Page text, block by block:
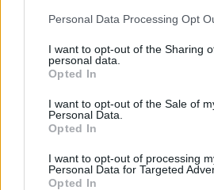
Personal Data Processing Opt
I want to opt-out of the Sharing
personal data.
Opted In
I want to opt-out of the Sale of
Personal Data.
Opted In
I want to opt-out of processing
Personal Data for Targeted
Opted In